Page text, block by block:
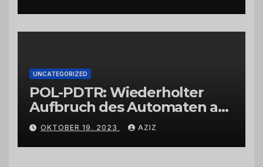
UNCATEGORIZED
POL-PDTR: Wiederholter
Aufbruch des Automaten am
Wohnmobilstellplatz in
Hermeskeil am Labachweg
OKTOBER 19, 2023 AZIZ